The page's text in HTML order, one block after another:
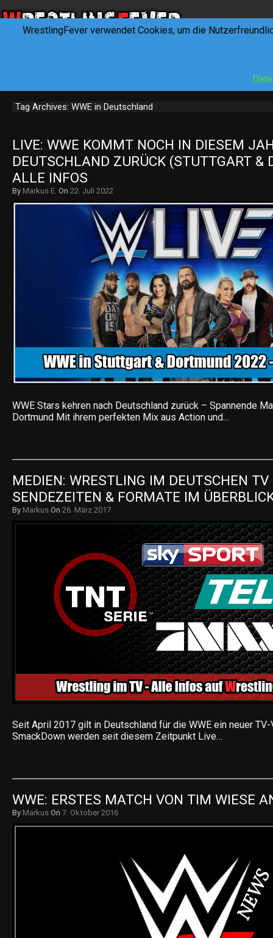
Tag Archives: WWE in Deutschland
LIVE: WWE KOMMT NOCH IN DIESEM
DEUTSCHLAND ZURÜCK (STUTTGART &
ALLE INFOS
By Markus E. On 22. Juli 2022
WWE Stars kehren nach Deutschland zurück – Spannende
Dortmund Mit ihrem perfekten Mix aus Action und…
MEDIEN: WRESTLING IM DEUTSCHEN
SENDEZEITEN & FORMATE IM
By Markus On 26. März 2017
Seit April 2017 gilt in Deutschland für die WWE ein neuer TV-
SmackDown werden seit diesem Zeitpunkt Live…
WWE: ERSTES MATCH VON TIM WIESE
By Markus On 7. Oktober 2016
WrestlingFever verwendet Cookies, um die